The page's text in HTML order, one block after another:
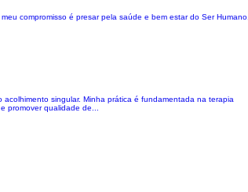
compromisso é presar pela saúde e bem estar do Ser Humano,
singular. Minha prática é fundamentada na terapia
promover qualidade de...